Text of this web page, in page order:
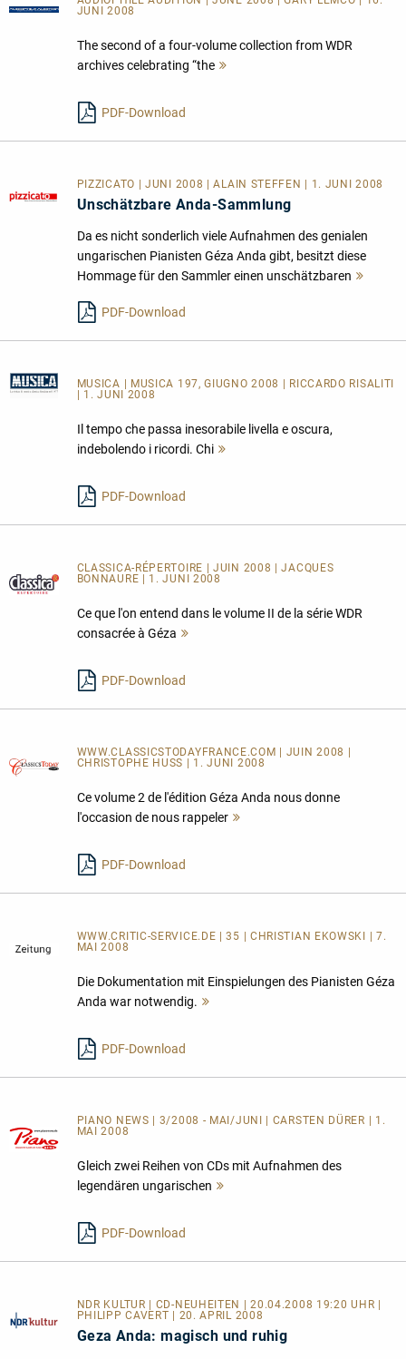
JUNI 2008
The second of a four-volume collection from WDR
archives celebrating “the
PDF-Download
PIZZICATO | JUNI 2008 | ALAIN STEFFEN | 1. JUNI 2008
Unschätzbare Anda-Sammlung
Da es nicht sonderlich viele Aufnahmen des genialen
ungarischen Pianisten Géza Anda gibt, besitzt diese
Hommage für den Sammler einen unschätzbaren
PDF-Download
MUSICA
| MUSICA 197, GIUGNO 2008 | RICCARDO RISALITI
| 1. JUNI 2008
Il tempo che passa inesorabile livella e oscura,
indebolendo i ricordi. Chi
PDF-Download
CLASSICA-RÉPERTOIRE | JUIN 2008 | JACQUES
BONNAURE | 1. JUNI 2008
Ce que l'on entend dans le volume II de la série WDR
consacrée à Géza
PDF-Download
WWW.CLASSICSTODAYFRANCE.COM | JUIN 2008 |
CHRISTOPHE HUSS | 1. JUNI 2008
Ce volume 2 de l'édition Géza Anda nous donne
l'occasion de nous rappeler
PDF-Download
WWW.CRITIC-SERVICE.DE | 35 | CHRISTIAN EKOWSKI | 7.
MAI 2008
Die Dokumentation mit Einspielungen des Pianisten Géza
Anda war notwendig.
PDF-Download
PIANO NEWS | 3/2008 - MAI/JUNI | CARSTEN DÜRER | 1.
MAI 2008
Gleich zwei Reihen von CDs mit Aufnahmen des
legendären ungarischen
PDF-Download
NDR KULTUR | CD-NEUHEITEN | 20.04.2008 19:20 UHR |
PHILIPP CAVERT | 20. APRIL 2008
Geza Anda: magisch und ruhig